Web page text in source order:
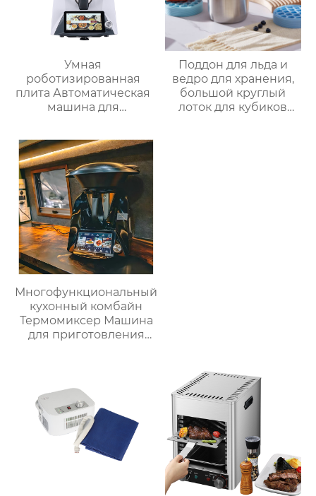
Умная
роботизированная
плита Автоматическая
машина для
Робот для
приготовления пищи
для дома
Поддон для льда и
ведро для хранения,
большой круглый
лоток для кубиков
Многофункциональный
кухонный комбайн
Термомиксер Машина
для приготовления